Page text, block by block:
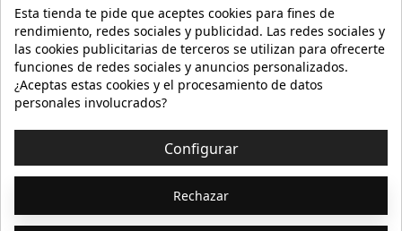
NUESTRA WEB
AYUDA
INFORMACIÓN 
Esta tienda te pide que aceptes cookies para fines de
rendimiento, redes sociales y publicidad. Las redes sociales y
las cookies publicitarias de terceros se utilizan para ofrecerte
funciones de redes sociales y anuncios personalizados.
¿Aceptas estas cookies y el procesamiento de datos
personales involucrados?
Configurar
Rechazar